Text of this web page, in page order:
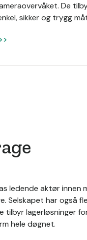
De
sikker og trygg
ledende aktør innen
Selskapet har også
tilbyr lagerløsninger
hele døgnet.